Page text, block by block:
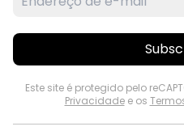
Este site é protegido pelo
Privacidadee os